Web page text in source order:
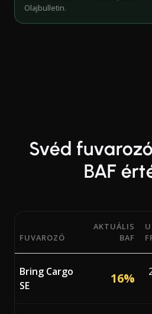
Olajbulletin.
Svéd
BAF
Aktuális Bunker Adjustment
FUVAROZÓ
AKTUÁLIS
BAF
Bring Cargo
SE
16%